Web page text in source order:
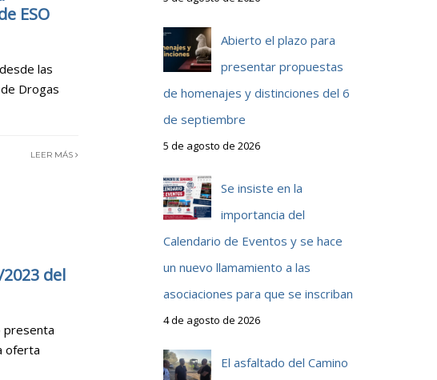
ESO
las
Drogas
LEER MÁS
2023 del
presenta
oferta
Abierto el plazo para
presentar propuestas
de homenajes y distinciones del 6
de septiembre
5 de agosto de 2026
Se insiste en la
importancia del
Calendario de Eventos y se hace
un nuevo llamamiento a las
asociaciones para que se inscriban
4 de agosto de 2026
El asfaltado del Camino